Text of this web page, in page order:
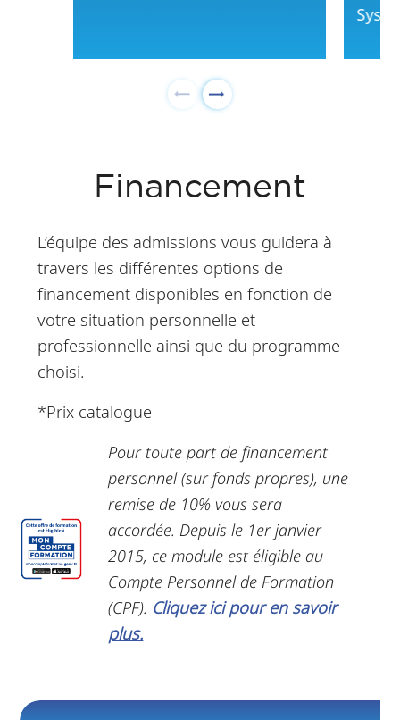
Financement
L’équipe des admissions vous guidera à
travers les différentes options de
financement disponibles en fonction de
votre situation personnelle et
professionnelle ainsi que du programme
choisi.
*Prix catalogue
Pour toute part de financement
personnel (sur fonds propres), une
remise de 10% vous sera
accordée. Depuis le 1er janvier
2015, ce module est éligible au
Compte Personnel de Formation
(CPF). Cliquez ici pour en savoir
plus.